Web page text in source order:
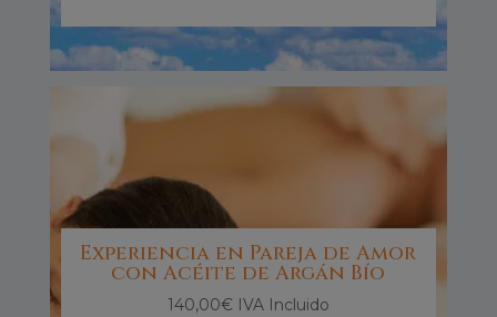
Experiencia en Pareja de Amor
con Acéite de Argán Bío
140,00€ IVA Incluido